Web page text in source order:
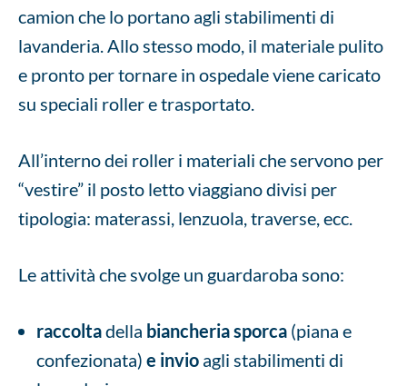
camion che lo portano agli stabilimenti di
lavanderia. Allo stesso modo, il materiale pulito
e pronto per tornare in ospedale viene caricato
su speciali roller e trasportato.
All’interno dei roller i materiali che servono per
“vestire” il posto letto viaggiano divisi per
tipologia: materassi, lenzuola, traverse, ecc.
Le attività che svolge un guardaroba sono:
raccoltadella biancheria sporca (piana e
confezionata) e invio agli stabilimenti di